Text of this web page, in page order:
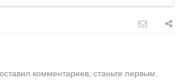
комментариев, станьте первым.